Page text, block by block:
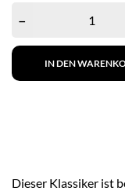
–
IN DEN
Dieser Klassiker ist